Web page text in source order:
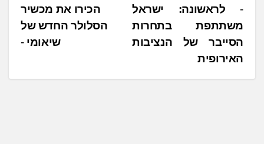
נ
י
ו
הכירו את מכשיר
הסלולר החדש של
שיאומי
לראשונה: ישראל
משתתפת בתחרות
הסייבר של הנציבות
האירופית